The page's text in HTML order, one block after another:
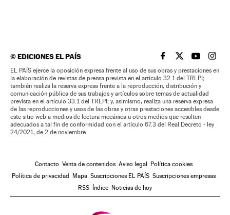
©EDICIONES EL PAÍS EL PAÍS BRASIL EN
EL PAÍSEL PAÍS
EL
EL PAÍS ejerce la oposición expresa frente al uso de sus obras y prestaciones en
la elaboración de revistas de prensa prevista en el artículo 32.1 del TRLPI;
también realiza la reserva expresa frente a la reproducción, distribución y
comunicación pública de sus trabajos y artículos sobre temas de actualidad
prevista en el artículo 33.1 del TRLPI; y, asimismo, realiza una reserva expresa
de las reproducciones y usos de las obras y otras prestaciones accesibles desde
este sitio web a medios de lectura mecánica u otros medios que resulten
adecuados a tal fin de conformidad con el artículo 67.3 del Real Decreto - ley
24/2021, de 2 de noviembre
Contacto Venta de contenidos Aviso legal
Política cookies
Política de privacidad
Mapa Suscripciones EL PAÍS Suscripciones empresas
RSS
Índice Noticias de hoy